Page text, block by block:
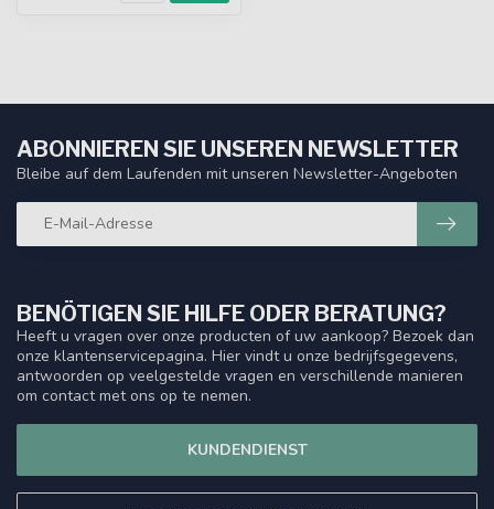
BENÖTIGEN SIE HILFE ODER BERATUNG?
Heeft u vragen over onze producten of uw aankoop? Bezoek dan
onze klantenservicepagina. Hier vindt u onze bedrijfsgegevens,
antwoorden op veelgestelde vragen en verschillende manieren
om contact met ons op te nemen.
KUNDENDIENST
ABONNIEREN SIE UNSEREN NEWSLETTER
Bleibe auf dem Laufenden mit unseren Newsletter-Angeboten